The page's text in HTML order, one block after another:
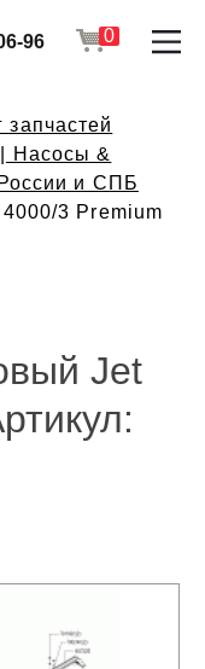
96 0
запчастей
| Насосы &
и СПБ
3 Premium
Jet